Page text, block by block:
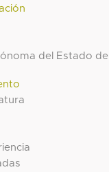
del Estado de